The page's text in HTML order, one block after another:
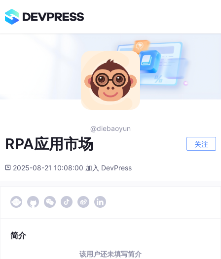
@diebaoyun
RPA应用市场 关注
2025-08-21 10:08:00 加入 DevPress
简介
该用户还未填写简介